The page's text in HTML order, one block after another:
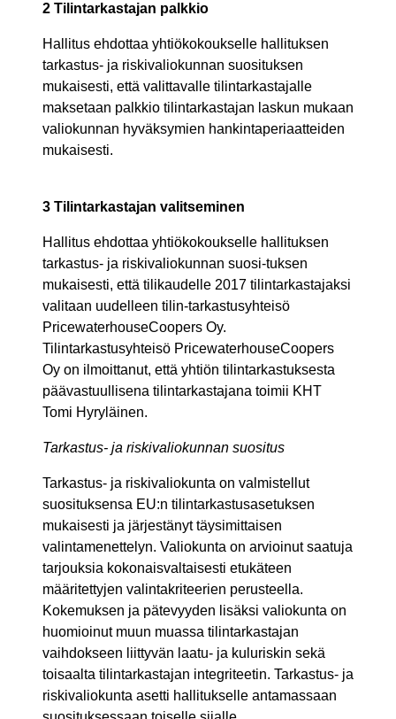
2 Tilintarkastajan palkkio
Hallitus ehdottaa yhtiökokoukselle hallituksen
tarkastus- ja riskivaliokunnan suosituksen
mukaisesti, että valittavalle tilintarkastajalle
maksetaan palkkio tilintarkastajan laskun mukaan
valiokunnan hyväksymien hankintaperiaatteiden
mukaisesti.
3 Tilintarkastajan valitseminen
Hallitus ehdottaa yhtiökokoukselle hallituksen
tarkastus- ja riskivaliokunnan suosi-tuksen
mukaisesti, että tilikaudelle 2017 tilintarkastajaksi
valitaan uudelleen tilin-tarkastusyhteisö
PricewaterhouseCoopers Oy.
Tilintarkastusyhteisö PricewaterhouseCoopers
Oy on ilmoittanut, että yhtiön tilintarkastuksesta
päävastuullisena tilintarkastajana toimii KHT
Tomi Hyryläinen.
Tarkastus- ja riskivaliokunnan suositus
Tarkastus- ja riskivaliokunta on valmistellut
suosituksensa EU:n tilintarkastusasetuksen
mukaisesti ja järjestänyt täysimittaisen
valintamenettelyn. Valiokunta on arvioinut saatuja
tarjouksia kokonaisvaltaisesti etukäteen
määritettyjen valintakriteerien perusteella.
Kokemuksen ja pätevyyden lisäksi valiokunta on
huomioinut muun muassa tilintarkastajan
vaihdokseen liittyvän laatu- ja kuluriskin sekä
toisaalta tilintarkastajan integriteetin. Tarkastus- ja
riskivaliokunta asetti hallitukselle antamassaan